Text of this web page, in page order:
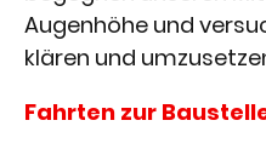
Augenhöhe und
klären und
Fahrten zur